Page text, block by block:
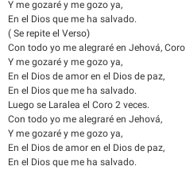
Y me gozaré y me gozo ya,
En el Dios que me ha salvado.
( Se repite el Verso)
Con todo yo me alegraré en Jehová, Coro
Y me gozaré y me gozo ya,
En el Dios de amor en el Dios de paz,
En el Dios que me ha salvado.
Luego se Laralea el Coro 2 veces.
Con todo yo me alegraré en Jehová,
Y me gozaré y me gozo ya,
En el Dios de amor en el Dios de paz,
En el Dios que me ha salvado.